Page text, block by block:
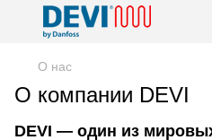
О нас
О компании DEVI
DEVI — один из